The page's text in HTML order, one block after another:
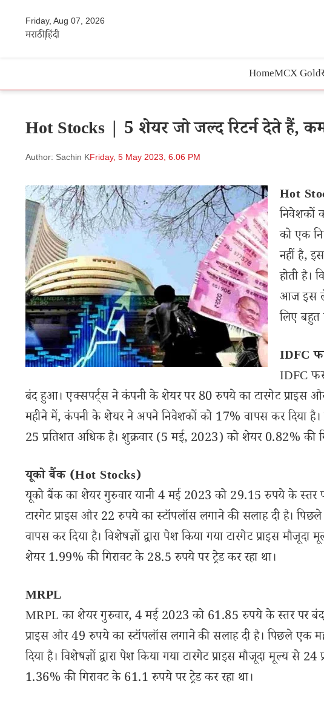
Friday, Aug 07, 2026
मराठीहिंदी
HomeMCX Gold
Hot Stocks | 5 शेयर जो जल्द रिटर्न देते हैं,
Author: Sachin KFriday, 5 May 2023, 6.06 PM
Hot
निवेशकों
को एक
नहीं है,
होती है।
आज इस
लिए बहुत
IDFC
IDFC
बंद हुआ। एक्सपर्ट्स ने कंपनी के शेयर पर 80 रुपये का टारगेट प्राइस
महीने में, कंपनी के शेयर ने अपने निवेशकों को 17% वापस कर दिया है।
25 प्रतिशत अधिक है। शुक्रवार (5 मई, 2023) को शेयर 0.82% की
यूको बैंक (Hot Stocks)
यूको बैंक का शेयर गुरुवार यानी 4 मई 2023 को 29.15 रुपये के
टारगेट प्राइस और 22 रुपये का स्टॉपलॉस लगाने की सलाह दी है।
वापस कर दिया है। विशेषज्ञों द्वारा पेश किया गया टारगेट प्राइस
शेयर 1.99% की गिरावट के 28.5 रुपये पर ट्रेड कर रहा था।
MRPL
MRPL का शेयर गुरुवार, 4 मई 2023 को 61.85 रुपये के स्तर पर
प्राइस और 49 रुपये का स्टॉपलॉस लगाने की सलाह दी है। पिछले एक
दिया है। विशेषज्ञों द्वारा पेश किया गया टारगेट प्राइस मौजूदा मूल्य
1.36% की गिरावट के 61.1 रुपये पर ट्रेड कर रहा था।